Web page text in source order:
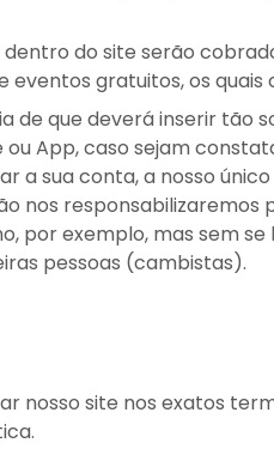
dentro do site serão
eventos gratuitos, os
de que deverá inserir tão
App, caso sejam
a sua conta, a nosso
nos
por exemplo, mas sem
pessoas (cambistas).
nosso site nos exatos